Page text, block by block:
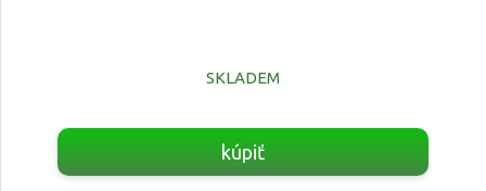
SKLADEM
kúpiť